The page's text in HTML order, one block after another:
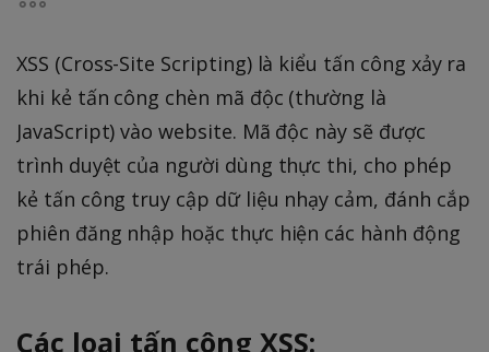
XSS (Cross-Site Scripting) là kiểu tấn công xảy ra
khi kẻ tấn công chèn mã độc (thường là
JavaScript) vào website. Mã độc này sẽ được
trình duyệt của người dùng thực thi, cho phép
kẻ tấn công truy cập dữ liệu nhạy cảm, đánh cắp
phiên đăng nhập hoặc thực hiện các hành động
trái phép.
Các loại tấn công XSS: